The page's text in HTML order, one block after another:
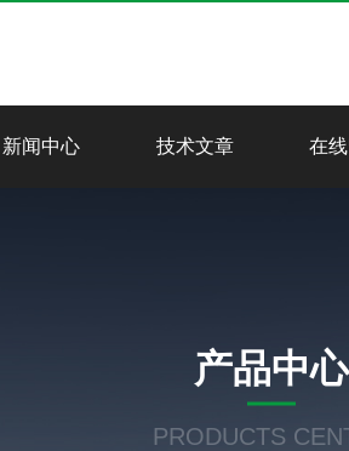
新闻中心 技术文章 在
产品中心
PRODUCTS